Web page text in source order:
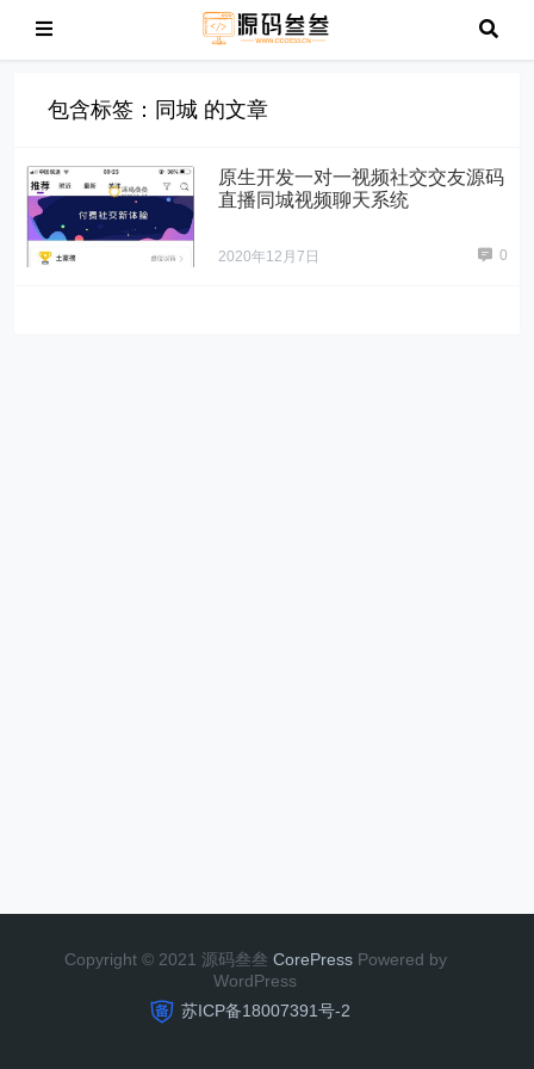
包含标签：同城 的文章
原生开发一对一视频社交交友源码
直播同城视频聊天系统
2020年12月7日 0
Copyright © 2021 源码叁叁 CorePress Powered by
WordPress
苏ICP备18007391号-2